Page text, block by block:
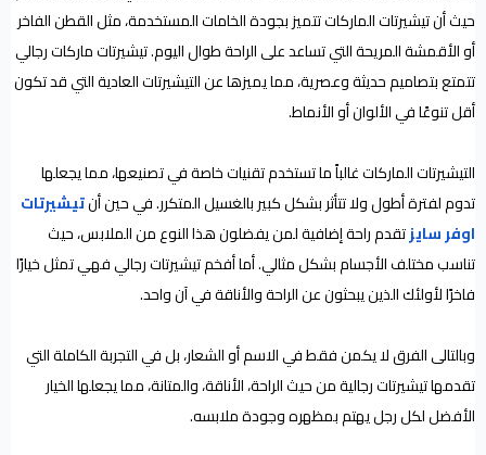
حيث أن تيشيرتات الماركات تتميز بجودة الخامات المستخدمة، مثل القطن الفاخر
أو الأقمشة المريحة التي تساعد على الراحة طوال اليوم. تيشيرتات ماركات رجالي
تتمتع بتصاميم حديثة وعصرية، مما يميزها عن التيشيرتات العادية التي قد تكون
أقل تنوعًا في الألوان أو الأنماط.
التيشيرتات الماركات غالباً ما تستخدم تقنيات خاصة في تصنيعها، مما يجعلها
تدوم لفترة أطول ولا تتأثر بشكل كبير بالغسيل المتكرر. في حين أنتيشيرتات
اوفر سايزتقدم راحة إضافية لمن يفضلون هذا النوع من الملابس، حيث
تناسب مختلف الأجسام بشكل مثالي. أما أفخم تيشيرتات رجالي فهي تمثل خيارًا
فاخرًا لأولئك الذين يبحثون عن الراحة والأناقة في آن واحد.
وبالتالى الفرق لا يكمن فقط في الاسم أو الشعار، بل في التجربة الكاملة التي
تقدمها تيشيرتات رجالية من حيث الراحة، الأناقة، والمتانة، مما يجعلها الخيار
الأفضل لكل رجل يهتم بمظهره وجودة ملابسه.